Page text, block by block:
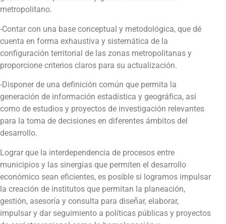
metropolitano.
-Contar con una base conceptual y metodológica, que dé
cuenta en forma exhaustiva y sistemática de la
configuración territorial de las zonas metropolitanas y
proporcione criterios claros para su actualización.
-Disponer de una definición común que permita la
generación de información estadística y geográfica, así
como de estudios y proyectos de investigación relevantes
para la toma de decisiones en diferentes ámbitos del
desarrollo.
Lograr que la interdependencia de procesos entre
municipios y las sinergias que permiten el desarrollo
económico sean eficientes, es posible si logramos impulsar
la creación de institutos que permitan la planeación,
gestión, asesoría y consulta para diseñar, elaborar,
impulsar y dar seguimiento a políticas públicas y proyectos